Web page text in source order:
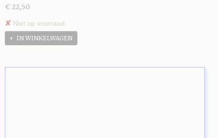
€ 22,50
✘ Niet op voorraad
IN WINKELWAGEN